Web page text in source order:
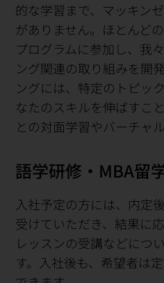
的な学習まで、マッキン
がありません。ほとんど
プログラムに参加し、我
ング関連の取り組みを開
ングには、特定のトピッ
なたのスキルを伸ばすこ
との対面学習やバーチャ
語学研修・MBA留
入社予定の方には、内定
受けていただき、結果に
レッスンの受講などにつ
す。入社後も、希望者は